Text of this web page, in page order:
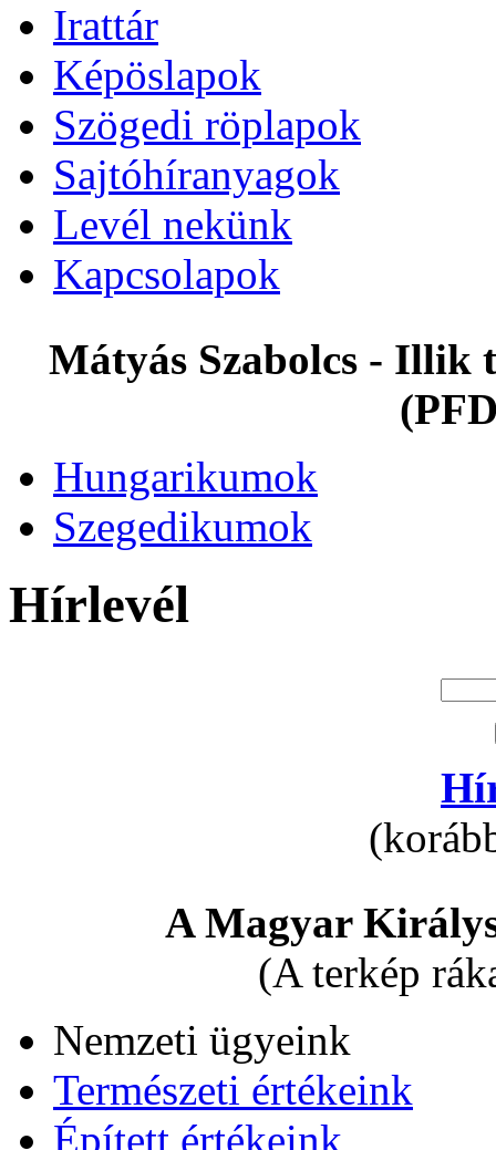
Irattár
Képöslapok
Szögedi röplapok
Sajtóhíranyagok
Levél nekünk
Kapcsolapok
Mátyás Szabolcs - Illik
Hungarikumok
Szegedikumok
Hírlevél
A Magyar
(A terkép
Nemzeti ügyeink
Természeti értékeink
Épített értékeink